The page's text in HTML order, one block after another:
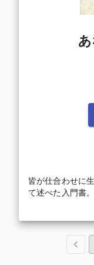
皆が仕合わせに
て述べた入門書。